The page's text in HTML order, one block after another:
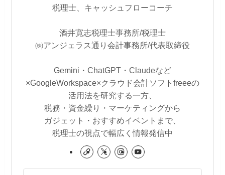
税理士、キャッシュフローコーチ
酒井寛志税理士事務所/税理士
㈱アンジェラス通り会計事務所/代表取締役
Gemini・ChatGPT・Claudeなど
×GoogleWorkspace×クラウド会計ソフトfreeeの
活用法を研究する一方、
税務・資金繰り・マーケティングから
ガジェット・おすすめイベントまで、
税理士の視点で幅広く情報発信中